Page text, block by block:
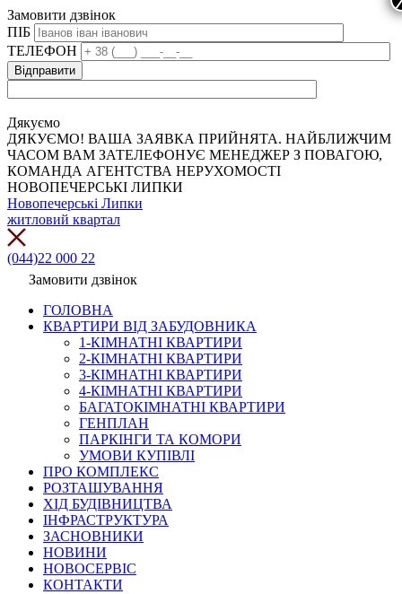
Замовити дзвінок
ПІБ
ТЕЛЕФОН
Дякуємо
ДЯКУЄМО! ВАША ЗАЯВКА ПРИЙНЯТА. НАЙБЛИЖЧИМ
ЧАСОМ ВАМ ЗАТЕЛЕФОНУЄ МЕНЕДЖЕР З ПОВАГОЮ,
КОМАНДА АГЕНТСТВА НЕРУХОМОСТІ
НОВОПЕЧЕРСЬКІ ЛИПКИ
Новопечерські Липки
житловий квартал
(044)22 000 22
Замовити дзвінок
ГОЛОВНА
КВАРТИРИ ВІД ЗАБУДОВНИКА
1-КІМНАТНІ КВАРТИРИ
2-КІМНАТНІ КВАРТИРИ
3-КІМНАТНІ КВАРТИРИ
4-КІМНАТНІ КВАРТИРИ
БАГАТОКІМНАТНІ КВАРТИРИ
ГЕНПЛАН
ПАРКІНГИ ТА КОМОРИ
УМОВИ КУПІВЛІ
ПРО КОМПЛЕКС
РОЗТАШУВАННЯ
ХІД БУДІВНИЦТВА
ІНФРАСТРУКТУРА
ЗАСНОВНИКИ
НОВИНИ
НОВОСЕРВІС
КОНТАКТИ